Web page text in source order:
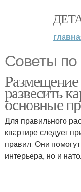
Советы по
Размещение
развесить
основные
Для правильного
квартире следует
правил. Они
интерьера, но и